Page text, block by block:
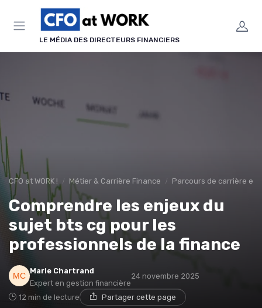
LE MÉDIA DES DIRECTEURS FINANCIERS
CFO at WORK ! Métier & Carrière Finance Parcours de carrière en
Comprendre les enjeux du
sujet bts cg pour les
professionnels de la finance
Marie Chartrand
Expert en gestion financière
24 novembre 2025
12 min de lecture Partager cette page
Panneau de gestion des cookies